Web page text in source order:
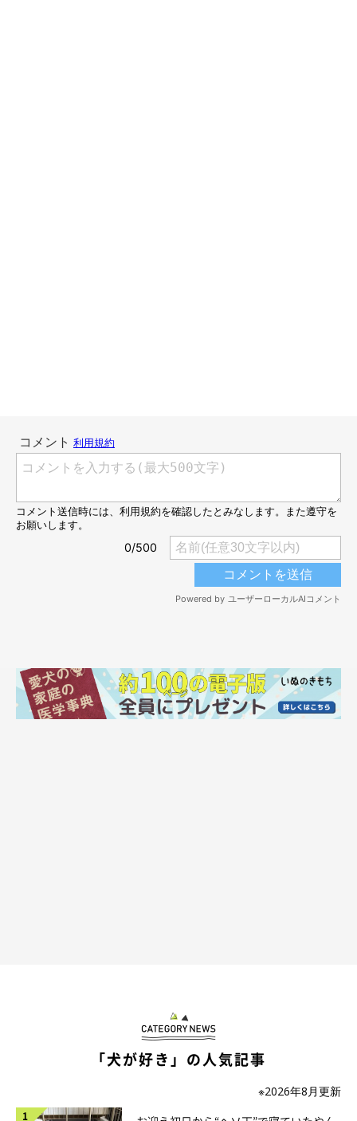
「犬が好き」の人気記事
※2026年8月更新